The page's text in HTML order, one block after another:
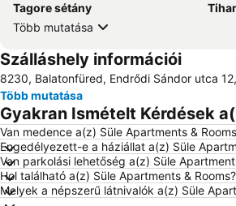
Tagore sétány
Több mutatása
Szálláshely információi
8230, Balatonfüred, Endrődi Sándor utca
Több mutatása
Gyakran Ismételt Kérdések
Van medence a(z) Süle Apartments &
Engedélyezett-e a háziállat a(z) Süle
Van parkolási lehetőség a(z) Süle
Hol található a(z) Süle Apartments & Rooms?
Melyek a népszerű látnivalók a(z) Süle